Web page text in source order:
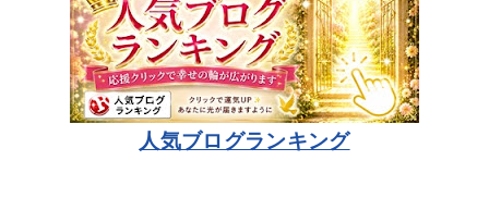
人気ブログランキング